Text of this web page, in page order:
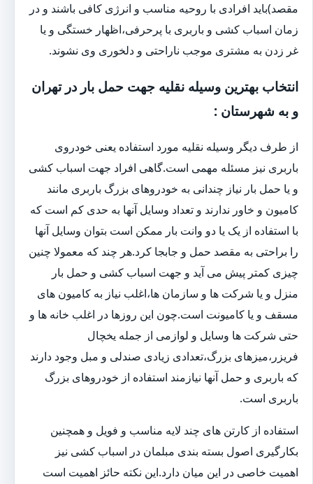
مقصد)باید افرادی با روحیه مناسب و انرژی کافی باشند و در
زمان اسباب کشی و باربری با پرحرفی،اظهار خستگی و یا
غر زدن به مشتری موجب ناراحتی و دلخوری وی نشوند.
انتخاب بهترین وسیله نقلیه جهت حمل بار در تهران
و به شهرستان :
از طرف دیگر وسیله نقلیه مورد استفاده یعنی خودروی
باربری نیز مسئله مهمی است.گاهی افراد جهت اسباب کشی
و یا حمل بار نیاز چندانی به خودروهای بزرگ باربری مانند
کامیون و خاور ندارند و تعداد وسایل آنها به حدی کم است که
با استفاده از یک یا دو وانت بار ممکن است بتوان وسایل آنها
را براحتی به مقصد حمل و جابجا کرد.هر چند که معمولا چنین
چیزی کمتر پیش می آید و جهت اسباب کشی و حمل بار
منزل و یا شرکت ها و سازمان ها،اغلب نیاز به کامیون های
مسقف و یا کامیونت است.چون این روزها در اغلب خانه ها و
حتی شرکت ها وسایل و لوازمی از جمله یخچال
فریزر،میزهای بزرگ،تعدادی زیادی صندلی و مبل وجود دارند
که باربری و حمل آنها نیازمند استفاده از خودروهای بزرگ
باربری است.
استفاده از کارتن های چند لایه مناسب و فویل و همچنین
بکارگیری اصول بسته بندی مبلمان در اسباب کشی نیز
اهمیت خاصی در این میان دارد.این نکته حائز اهمیت است